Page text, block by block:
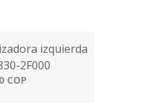
izquierda
2F000
COP